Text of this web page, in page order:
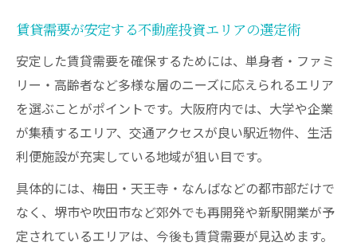
賃貸需要が安定する不動産投資エリアの選定術
安定した賃貸需要を確保するためには、単身者・ファミ
リー・高齢者など多様な層のニーズに応えられるエリア
を選ぶことがポイントです。大阪府内では、大学や企業
が集積するエリア、交通アクセスが良い駅近物件、生活
利便施設が充実している地域が狙い目です。
具体的には、梅田・天王寺・なんばなどの都市部だけで
なく、堺市や吹田市など郊外でも再開発や新駅開業が予
定されているエリアは、今後も賃貸需要が見込めます。